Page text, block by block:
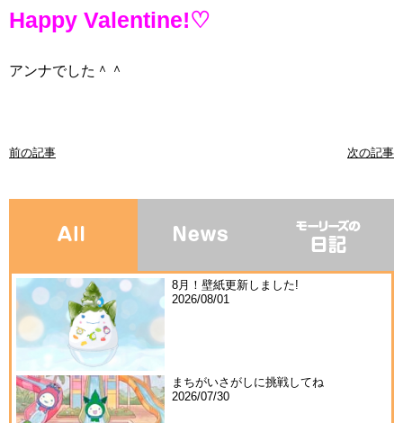
Happy Valentine!♡
アンナでした＾＾
前の記事 次の記事
8月！壁紙更新しました!
2026/08/01
まちがいさがしに挑戦してね
2026/07/30